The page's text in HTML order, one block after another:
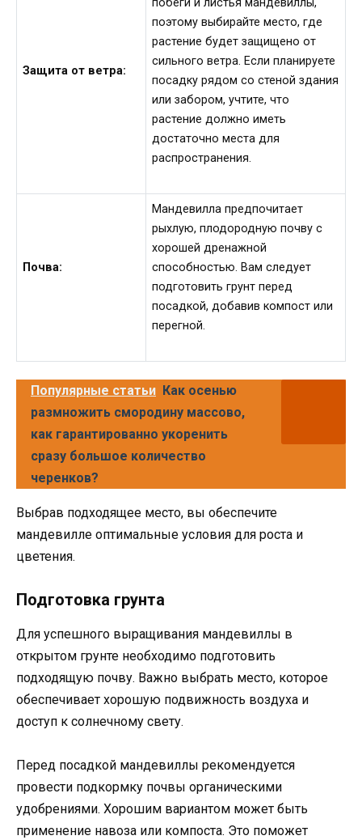
Защита от ветра:
побеги и листья мандевиллы,
поэтому выбирайте место, где
растение будет защищено от
сильного ветра. Если планируете
посадку рядом со стеной здания
или забором, учтите, что
растение должно иметь
достаточно места для
распространения.
Почва:
Мандевилла предпочитает
рыхлую, плодородную почву с
хорошей дренажной
способностью. Вам следует
подготовить грунт перед
посадкой, добавив компост или
перегной.
Популярные статьи Как осенью
размножить смородину массово,
как гарантированно укоренить
сразу большое количество
черенков?
Выбрав подходящее место, вы обеспечите
мандевилле оптимальные условия для роста и
цветения.
Подготовка грунта
Для успешного выращивания мандевиллы в
открытом грунте необходимо подготовить
подходящую почву. Важно выбрать место, которое
обеспечивает хорошую подвижность воздуха и
доступ к солнечному свету.
Перед посадкой мандевиллы рекомендуется
провести подкормку почвы органическими
удобрениями. Хорошим вариантом может быть
применение навоза или компоста. Это поможет